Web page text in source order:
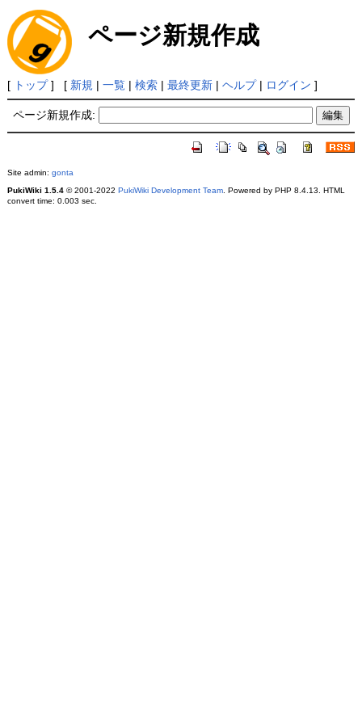
ページ新規作成
[ トップ] [ 新規 | 一覧| 検索| 最終更新| ヘルプ| ログイン ]
ページ新規作成:
Site admin: gonta
PukiWiki 1.5.4© 2001-2022 PukiWiki Development Team. Powered by PHP 8.4.13. HTML
convert time: 0.003 sec.